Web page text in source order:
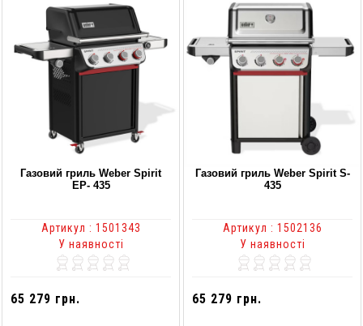
Газовий гриль Weber Spirit
EP- 435
Артикул : 1501343
У наявності
65 279 грн.
Газовий гриль Weber Spirit S-
435
Артикул : 1502136
У наявності
65 279 грн.